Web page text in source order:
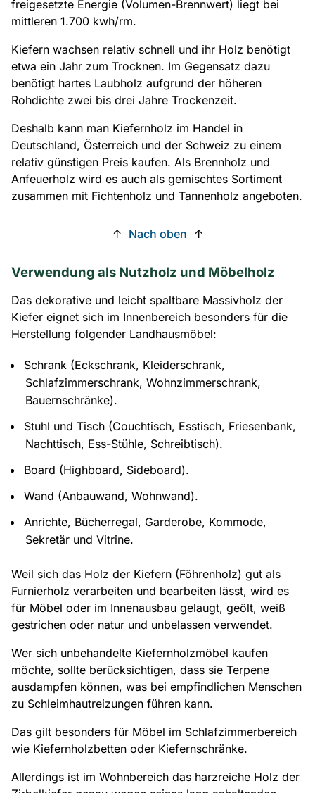
freigesetzte Energie (Volumen-Brennwert) liegt bei
mittleren 1.700 kwh/rm.
Kiefern wachsen relativ schnell und ihr Holz benötigt
etwa ein Jahr zum Trocknen. Im Gegensatz dazu
benötigt hartes Laubholz aufgrund der höheren
Rohdichte zwei bis drei Jahre Trockenzeit.
Deshalb kann man Kiefernholz im Handel in
Deutschland, Österreich und der Schweiz zu einem
relativ günstigen Preis kaufen. Als Brennholz und
Anfeuerholz wird es auch als gemischtes Sortiment
zusammen mit Fichtenholz und Tannenholz angeboten.
↑ Nach oben ↑
Verwendung als Nutzholz und Möbelholz
Das dekorative und leicht spaltbare Massivholz der
Kiefer eignet sich im Innenbereich besonders für die
Herstellung folgender Landhausmöbel:
Schrank (Eckschrank, Kleiderschrank,
Schlafzimmerschrank, Wohnzimmerschrank,
Bauernschränke).
Stuhl und Tisch (Couchtisch, Esstisch, Friesenbank,
Nachttisch, Ess-Stühle, Schreibtisch).
Board (Highboard, Sideboard).
Wand (Anbauwand, Wohnwand).
Anrichte, Bücherregal, Garderobe, Kommode,
Sekretär und Vitrine.
Weil sich das Holz der Kiefern (Föhrenholz) gut als
Furnierholz verarbeiten und bearbeiten lässt, wird es
für Möbel oder im Innenausbau gelaugt, geölt, weiß
gestrichen oder natur und unbelassen verwendet.
Wer sich unbehandelte Kiefernholzmöbel kaufen
möchte, sollte berücksichtigen, dass sie Terpene
ausdampfen können, was bei empfindlichen Menschen
zu Schleimhautreizungen führen kann.
Das gilt besonders für Möbel im Schlafzimmerbereich
wie Kiefernholzbetten oder Kiefernschränke.
Allerdings ist im Wohnbereich das harzreiche Holz der